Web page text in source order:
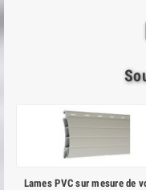
Lames PVC sur mesure de